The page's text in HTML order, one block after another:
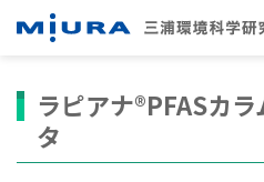
ラピアナ®PFASカ
タ